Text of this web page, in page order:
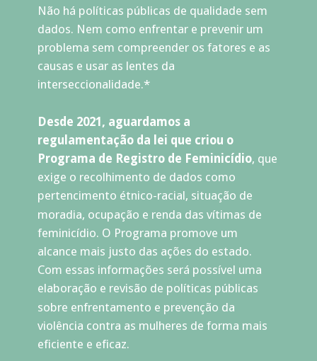
Não há políticas públicas de qualidade sem
dados. Nem como enfrentar e prevenir um
problema sem compreender os fatores e as
causas e usar as lentes da
interseccionalidade.*
Desde 2021, aguardamos a
regulamentação da lei que criou o
Programa de Registro de Feminicídio, que
exige o recolhimento de dados como
pertencimento étnico-racial, situação de
moradia, ocupação e renda das vítimas de
feminicídio. O Programa promove um
alcance mais justo das ações do estado.
Com essas informações será possível uma
elaboração e revisão de políticas públicas
sobre enfrentamento e prevenção da
violência contra as mulheres de forma mais
eficiente e eficaz.